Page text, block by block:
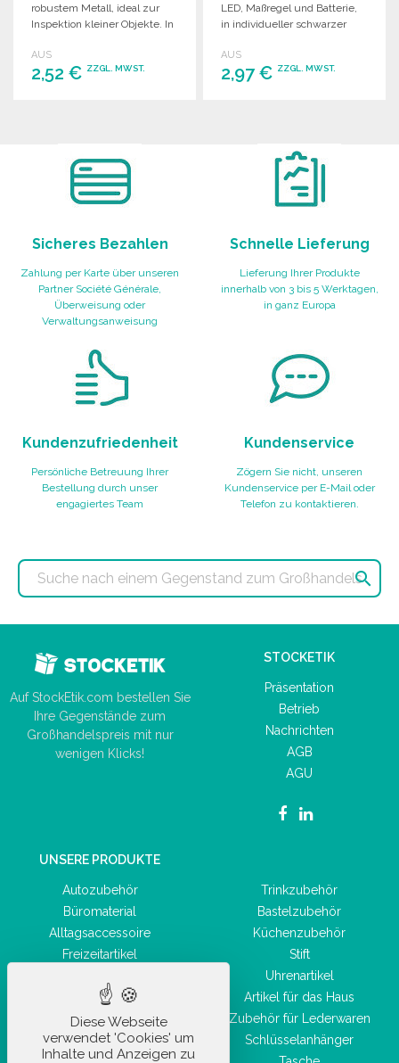
robustem Metall, ideal zur
Inspektion kleiner Objekte. In
AUS
2,52 € ZZGL. MWST.
LED, Maßregel und Batterie,
in individueller schwarzer
AUS
2,97 € ZZGL. MWST.
Sicheres Bezahlen
Zahlung per Karte über unseren
Partner Société Générale,
Überweisung oder
Verwaltungsanweisung
Schnelle Lieferung
Lieferung Ihrer Produkte
innerhalb von 3 bis 5 Werktagen,
in ganz Europa
Kundenzufriedenheit
Persönliche Betreuung Ihrer
Bestellung durch unser
engagiertes Team
Kundenservice
Zögern Sie nicht, unseren
Kundenservice per E-Mail oder
Telefon zu kontaktieren.

Auf StockEtik.com bestellen Sie
Ihre Gegenstände zum
Großhandelspreis mit nur
wenigen Klicks!
STOCKETIK
Präsentation
Betrieb
Nachrichten
AGB
AGU
UNSERE PRODUKTE
Autozubehör
Büromaterial
Alltagsaccessoire
Freizeitartikel
Hygiene- und
Gesundheitsprodukte
Taschenwaren
Schönheitszubehör
Trinkzubehör
Bastelzubehör
Küchenzubehör
Stift
Uhrenartikel
Artikel für das Haus
Zubehör für Lederwaren
Schlüsselanhänger
Diese Webseite
verwendet 'Cookies' um
Inhalte und Anzeigen zu